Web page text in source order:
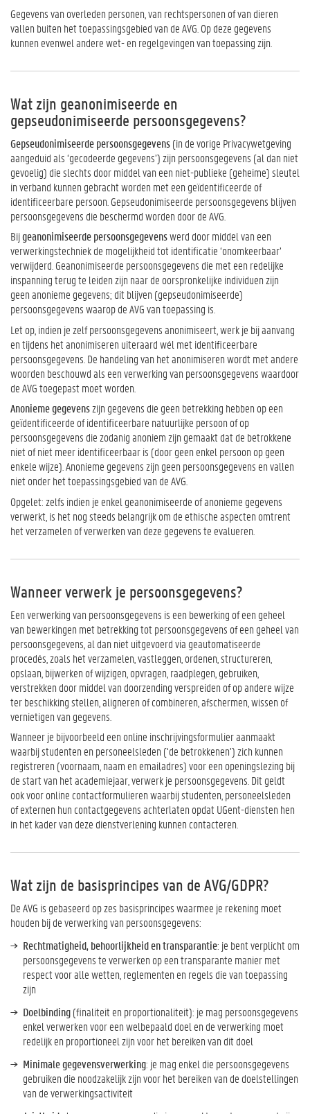
Gegevens van overleden personen, van rechtspersonen of van dieren
vallen buiten het toepassingsgebied van de AVG. Op deze gegevens
kunnen evenwel andere wet- en regelgevingen van toepassing zijn.
Wat zijn geanonimiseerde en
gepseudonimiseerde persoonsgegevens?
Gepseudonimiseerde persoonsgegevens(in de vorige Privacywetgeving
aangeduid als ‘gecodeerde gegevens’) zijn persoonsgegevens (al dan niet
gevoelig) die slechts door middel van een niet-publieke (geheime) sleutel
in verband kunnen gebracht worden met een geïdentificeerde of
identificeerbare persoon. Gepseudonimiseerde persoonsgegevens blijven
persoonsgegevens die beschermd worden door de AVG.
Bijgeanonimiseerde persoonsgegevenswerd door middel van een
verwerkingstechniek de mogelijkheid tot identificatie ‘onomkeerbaar’
verwijderd. Geanonimiseerde persoonsgegevens die met een redelijke
inspanning terug te leiden zijn naar de oorspronkelijke individuen zijn
geen anonieme gegevens; dit blijven (gepseudonimiseerde)
persoonsgegevens waarop de AVG van toepassing is.
Let op, indien je zelf persoonsgegevens anonimiseert, werk je bij aanvang
en tijdens het anonimiseren uiteraard wél met identificeerbare
persoonsgegevens. De handeling van het anonimiseren wordt met andere
woorden beschouwd als een verwerking van persoonsgegevens waardoor
de AVG toegepast moet worden.
Anonieme gegevenszijn gegevens die geen betrekking hebben op een
geïdentificeerde of identificeerbare natuurlijke persoon of op
persoonsgegevens die zodanig anoniem zijn gemaakt dat de betrokkene
niet of niet meer identificeerbaar is (door geen enkel persoon op geen
enkele wijze). Anonieme gegevens zijn geen persoonsgegevens en vallen
niet onder het toepassingsgebied van de AVG.
Opgelet: zelfs indien je enkel geanonimiseerde of anonieme gegevens
verwerkt, is het nog steeds belangrijk om de ethische aspecten omtrent
het verzamelen of verwerken van deze gegevens te evalueren.
Wanneer verwerk je persoonsgegevens?
Een verwerking van persoonsgegevens is een bewerking of een geheel
van bewerkingen met betrekking tot persoonsgegevens of een geheel van
persoonsgegevens, al dan niet uitgevoerd via geautomatiseerde
procedés, zoals het verzamelen, vastleggen, ordenen, structureren,
opslaan, bijwerken of wijzigen, opvragen, raadplegen, gebruiken,
verstrekken door middel van doorzending verspreiden of op andere wijze
ter beschikking stellen, aligneren of combineren, afschermen, wissen of
vernietigen van gegevens.
Wanneer je bijvoorbeeld een online inschrijvingsformulier aanmaakt
waarbij studenten en personeelsleden (‘de betrokkenen’) zich kunnen
registreren (voornaam, naam en emailadres) voor een openingslezing bij
de start van het academiejaar, verwerk je persoonsgegevens. Dit geldt
ook voor online contactformulieren waarbij studenten, personeelsleden
of externen hun contactgegevens achterlaten opdat UGent-diensten hen
in het kader van deze dienstverlening kunnen contacteren.
Wat zijn de basisprincipes van de AVG/GDPR?
De AVG is gebaseerd op zes basisprincipes waarmee je rekening moet
houden bij de verwerking van persoonsgegevens:
Rechtmatigheid, behoorlijkheid en transparantie: je bent verplicht om
persoonsgegevens te verwerken op een transparante manier met
respect voor alle wetten, reglementen en regels die van toepassing
zijn
Doelbinding(finaliteit en proportionaliteit): je mag persoonsgegevens
enkel verwerken voor een welbepaald doel en de verwerking moet
redelijk en proportioneel zijn voor het bereiken van dit doel
Minimale gegevensverwerking: je mag enkel die persoonsgegevens
gebruiken die noodzakelijk zijn voor het bereiken van de doelstellingen
van de verwerkingsactiviteit